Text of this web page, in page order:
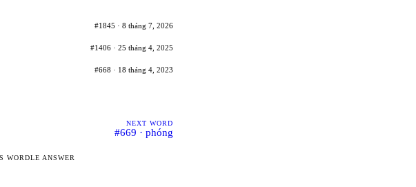
#1845 · 8 tháng 7, 2026
#1406 · 25 tháng 4, 2025
#668 · 18 tháng 4, 2023
NEXT WORD
#669 · phóng
WORDLE ANSWER